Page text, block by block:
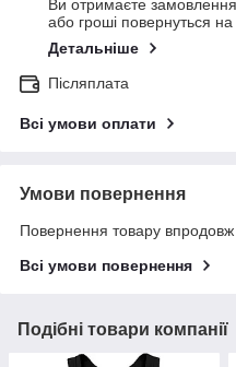
Ви отримаєте замовлення
або гроші повернуться
Детальніше
Післяплата
Всі умови оплати
Умови повернення
Повернення товару впродовж
Всі умови повернення
Подібні товари компанії